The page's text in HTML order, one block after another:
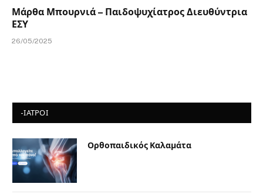
Μάρθα Μπουρνιά – Παιδοψυχίατρος Διευθύντρια
ΕΣΥ
26/05/2025
-ΙΑΤΡΟΙ
Ορθοπαιδικός Καλαμάτα